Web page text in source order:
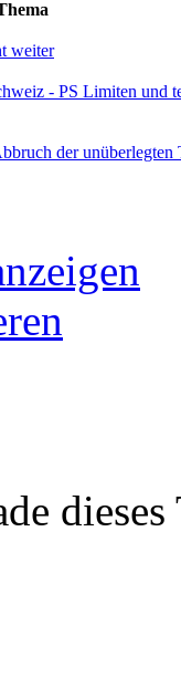
weiter
- PS Limiten und
der unüberlegten